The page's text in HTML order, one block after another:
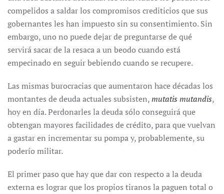
compelidos a saldar los compromisos crediticios que sus
gobernantes les han impuesto sin su consentimiento. Sin
embargo, uno no puede dejar de preguntarse de qué
servirá sacar de la resaca a un beodo cuando está
empecinado en seguir bebiendo cuando se recupere.
Las mismas burocracias que aumentaron hace décadas los
montantes de deuda actuales subsisten,mutatis mutandis,
hoy en día. Perdonarles la deuda sólo conseguirá que
obtengan mayores facilidades de crédito, para que vuelvan
a gastar en incrementar su pompa y, probablemente, su
poderío militar.
El primer paso que hay que dar con respecto a la deuda
externa es lograr que los propios tiranos la paguen total o